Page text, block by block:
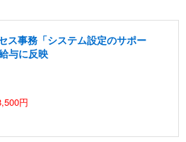
ス事務「システム設定のサポー
与に反映
円